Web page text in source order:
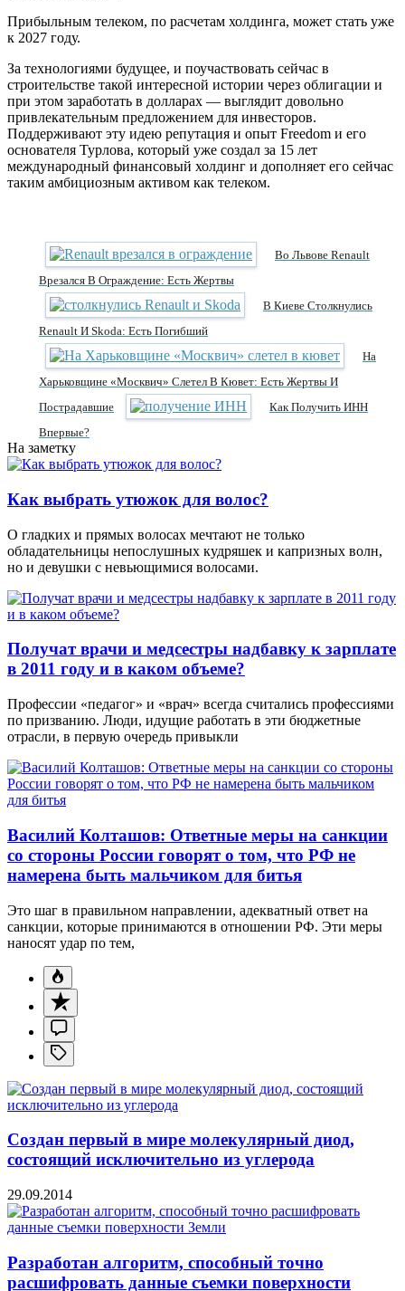
Прибыльным телеком, по расчетам холдинга, может стать уже
к 2027 году.
За технологиями будущее, и поучаствовать сейчас в
строительстве такой интересной истории через облигации и
при этом заработать в долларах — выглядит довольно
привлекательным предложением для инвесторов.
Поддерживают эту идею репутация и опыт Freedom и его
основателя Турлова, который уже создал за 15 лет
международный финансовый холдинг и дополняет его сейчас
таким амбициозным активом как телеком.
Во Львове Renault
Врезался В Ограждение: Есть Жертвы
В Киеве Столкнулись
Renault И Skoda: Есть Погибший
На
Харьковщине «Москвич» Слетел В Кювет: Есть Жертвы И
Пострадавшие
Как Получить ИНН
Впервые?
На заметку
Как выбрать утюжок для волос?
О гладких и прямых волосах мечтают не только
обладательницы непослушных кудряшек и капризных волн,
но и девушки с невьющимися волосами.
Получат врачи и медсестры надбавку к зарплате
в 2011 году и в каком объеме?
Профессии «педагог» и «врач» всегда считались профессиями
по призванию. Люди, идущие работать в эти бюджетные
отрасли, в первую очередь привыкли
Василий Колташов: Ответные меры на санкции
со стороны России говорят о том, что РФ не
намерена быть мальчиком для битья
Это шаг в правильном направлении, адекватный ответ на
санкции, которые принимаются в отношении РФ. Эти меры
наносят удар по тем,
Создан первый в мире молекулярный диод,
состоящий исключительно из углерода
29.09.2014
Разработан алгоритм, способный точно
расшифровать данные съемки поверхности